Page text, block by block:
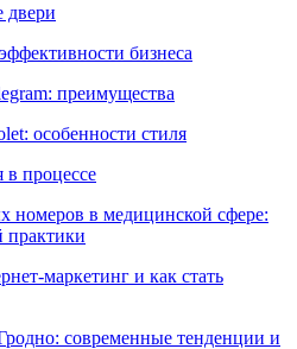
двери
бизнеса
преимущества
особенности стиля
процессе
номеров в медицинской сфере:
практики
маркетинг и как стать
современные тенденции и